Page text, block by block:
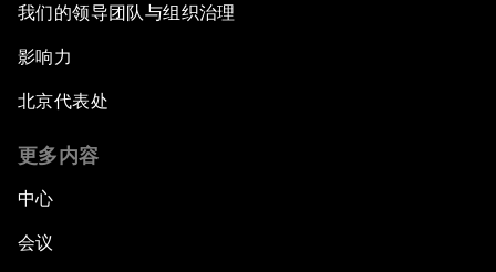
我们的领导团队与组织治理
影响力
北京代表处
更多内容
中心
会议